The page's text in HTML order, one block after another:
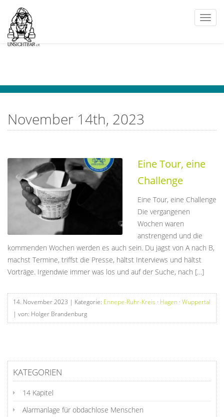
November 14th, 2023
Eine Tour, eine
Challenge
Eine Tour, eine Challenge
Die vergangenen
Wochen waren
anstrengend und die
kommenden Wochen werden es auch sein. Du jagst von A nach B,
machst Termine, triffst die Presse, hältst Interviews und hältst
Vorträge. Irgendwie immer was los und auf der Suche, nach […]
14. November 2023 | Kategorie: Ennepe-Ruhr-Kreis · Hagen · Wuppertal
| von: Holger Brandenburg
KATEGORIEN
14 Kapitel
Alarmanlage für obdachlose Menschen